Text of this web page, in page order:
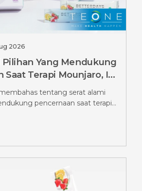
2026
Pilihan Yang Mendukung
Saat Terapi Mounjaro, Ini
tentang serat alami
pencernaan saat terapi